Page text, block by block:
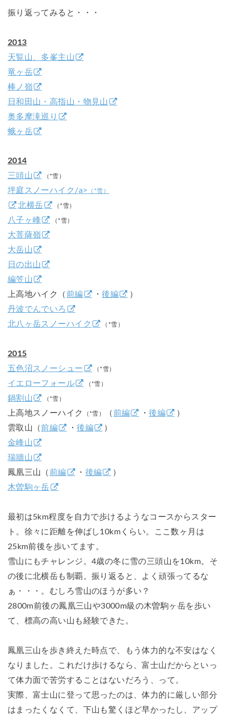
振り返ってみると・・・
2013
天覧山、多峯主山
竜ヶ岳
棒ノ嶺
日和田山・高指山・物見山
奥多摩滝巡り
蛾ヶ岳
2014
三頭山
（*雪）
坪庭スノーハイク/a> （*雪）
北横岳 （*雪）
八子ヶ峰 （*雪）
大菩薩嶺
大岳山
日の出山
編笠山
上高地ハイク（前編 ・後編
）
丹波でんでいろ
北八ヶ岳スノーハイク
（*雪）
2015
五色沼スノーシュー
（*雪）
イエローフォール （*雪）
鍋割山 （*雪）
上高地スノーハイク （*雪） （前編 ・後編
）
雲取山（前編 ・後編
）
金峰山
瑞牆山
鳳凰三山（前編 ・ 後編
）
木曽駒ヶ岳
最初は5km程度を自力で歩けるようなコースからスター
ト。徐々に距離を伸ばし10kmくらい。ここ数ヶ月は
25km前後を歩いてます。
雪山にもチャレンジ。4歳の冬に雪の三頭山を10km。そ
の後に北横岳も制覇。振り返ると、よく頑張ってるな
ぁ・・・。むしろ雪山のほうが多い？
2800m前後の鳳凰三山や3000m級の木曽駒ヶ岳を歩い
て、標高の高い山も経験できた。
鳳凰三山を歩き終えた時点で、もう体力的な不安はなく
なりました。これだけ歩けるなら、富士山だからといっ
て体力面で苦労することはないだろう、って。
実際、富士山に登って思ったのは、体力的に厳しい部分
はまったくなくて、下山も驚くほど早かったし、アップ